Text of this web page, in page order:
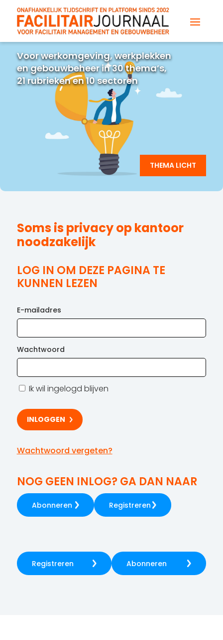
Voor werkomgeving, werkplekken
en gebouwbeheer in 30 thema’s,
21 rubrieken en 10 sectoren
THEMA LICHT
Soms is privacy op kantoor
noodzakelijk
LOG IN OM DEZE PAGINA TE
KUNNEN LEZEN
E-mailadres
Wachtwoord
Ik wil ingelogd blijven
Wachtwoord vergeten?
NOG GEEN INLOG? GA DAN NAAR
Abonneren Registreren
Registreren Abonneren